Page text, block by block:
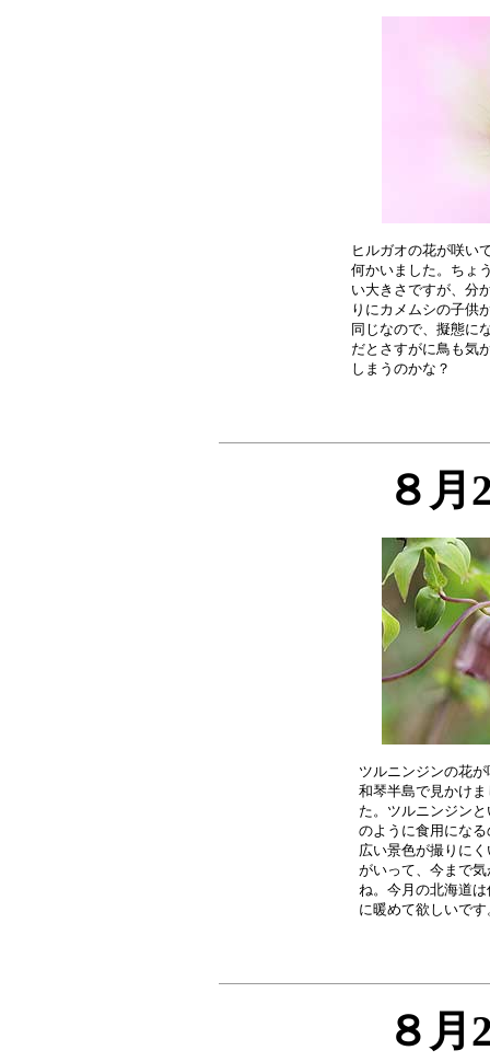
ヒルガオの花が咲い
何かいました。ちょ
い大きさですが、分
りにカメムシの子供
同じなので、擬態に
だとさすがに鳥も気
８月
ツルニンジンの花
和琴半島で見かけ
た。ツルニンジン
のように食用にな
広い景色が撮りに
がいって、今まで
ね。今月の北海道
８月